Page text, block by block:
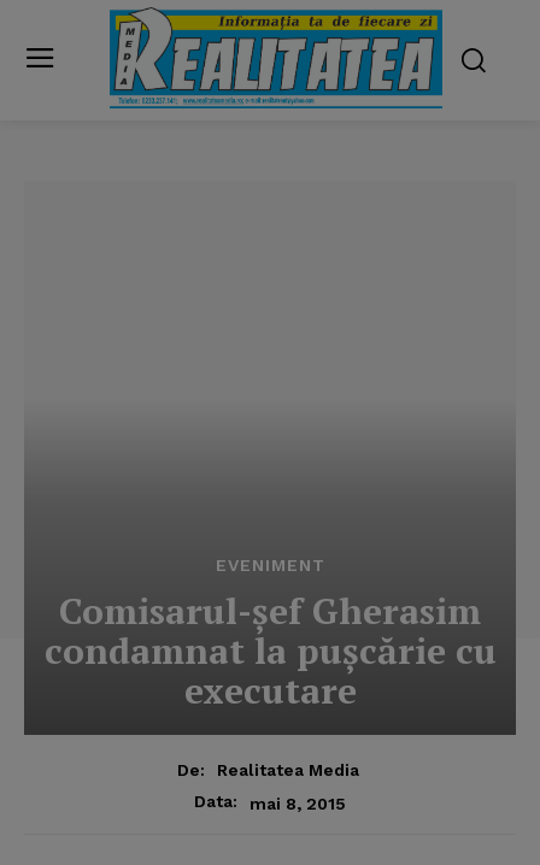
EVENIMENT
Comisarul-şef Gherasim
condamnat la puşcărie cu
executare
De:
Realitatea Media
Data:
mai 8, 2015